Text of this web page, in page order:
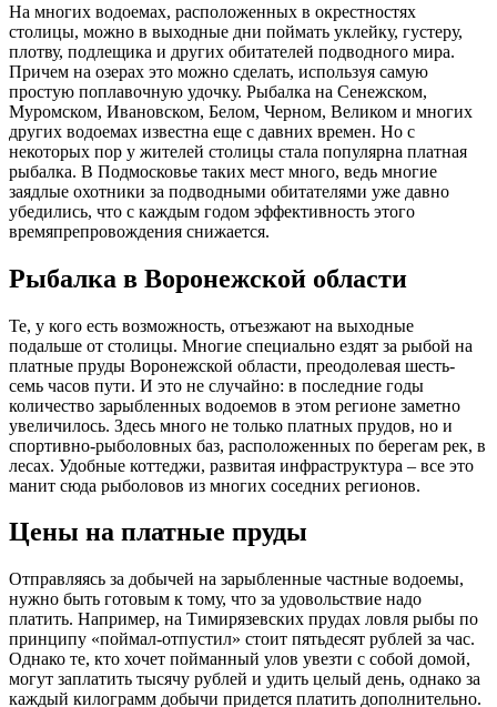
На многих водоемах, расположенных в окрестностях
столицы, можно в выходные дни поймать уклейку, густеру,
плотву, подлещика и других обитателей подводного мира.
Причем на озерах это можно сделать, используя самую
простую поплавочную удочку. Рыбалка на Сенежском,
Муромском, Ивановском, Белом, Черном, Великом и многих
других водоемах известна еще с давних времен. Но с
некоторых пор у жителей столицы стала популярна платная
рыбалка. В Подмосковье таких мест много, ведь многие
заядлые охотники за подводными обитателями уже давно
убедились, что с каждым годом эффективность этого
времяпрепровождения снижается.
Рыбалка в Воронежской области
Те, у кого есть возможность, отъезжают на выходные
подальше от столицы. Многие специально ездят за рыбой на
платные пруды Воронежской области, преодолевая шесть-
семь часов пути. И это не случайно: в последние годы
количество зарыбленных водоемов в этом регионе заметно
увеличилось. Здесь много не только платных прудов, но и
спортивно-рыболовных баз, расположенных по берегам рек, в
лесах. Удобные коттеджи, развитая инфраструктура – все это
манит сюда рыболовов из многих соседних регионов.
Цены на платные пруды
Отправляясь за добычей на зарыбленные частные водоемы,
нужно быть готовым к тому, что за удовольствие надо
платить. Например, на Тимирязевских прудах ловля рыбы по
принципу «поймал-отпустил» стоит пятьдесят рублей за час.
Однако те, кто хочет пойманный улов увезти с собой домой,
могут заплатить тысячу рублей и удить целый день, однако за
каждый килограмм добычи придется платить дополнительно.